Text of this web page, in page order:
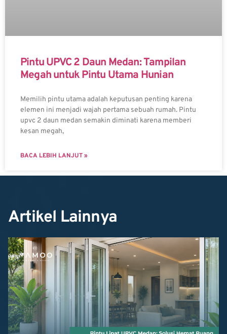
Pintu UPVC 2 Daun Medan: Tampilan
Megah untuk Pintu Utama Hunian
Memilih pintu utama adalah keputusan penting karena
elemen ini menjadi wajah pertama sebuah rumah. Pintu
upvc 2 daun medan semakin diminati karena memberi
kesan megah,
BACA LEBIH LANJUT »
Artikel Lainnya